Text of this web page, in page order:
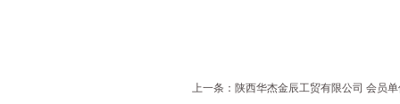
上一条：陕西华杰金辰工贸有限公司 会员